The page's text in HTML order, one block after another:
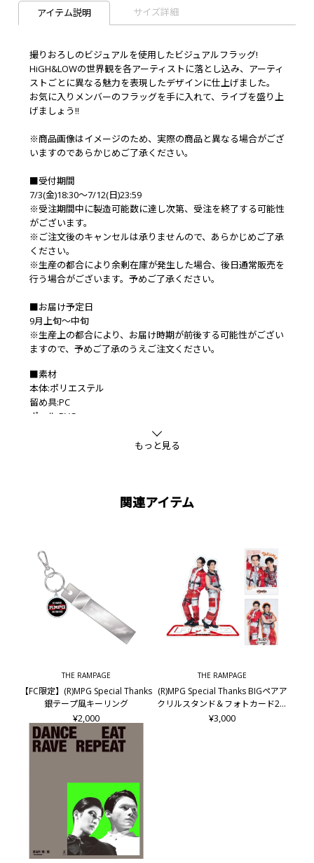
アイテム説明 サイズ詳細
撮りおろしのビジュアルを使用したビジュアルフラッグ!
HiGH&LOWの世界観を各アーティストに落とし込み、アーティ
ストごとに異なる魅力を表現したデザインに仕上げました。
お気に入りメンバーのフラッグを手に入れて、ライブを盛り上
げましょう!!
※商品画像はイメージのため、実際の商品と異なる場合がござ
いますのであらかじめご了承ください。
■受付期間
7/3(金)18:30～7/12(日)23:59
※受注期間中に製造可能数に達し次第、受注を終了する可能性
がございます。
※ご注文後のキャンセルは承りませんので、あらかじめご了承
ください。
※生産の都合により余剰在庫が発生した場合、後日通常販売を
行う場合がございます。予めご了承ください。
■お届け予定日
9月上旬～中旬
※生産上の都合により、お届け時期が前後する可能性がござい
ますので、予めご了承のうえご注文ください。
■素材
本体:ポリエステル
留め具:PC
ポール:PVC
もっと見る
関連アイテム
THE RAMPAGE
【FC限定】(R)MPG Special Thanks
銀テープ風キーリング
¥2,000
THE RAMPAGE
(R)MPG Special Thanks BIGペアア
クリルスタンド＆フォトカード2枚
セット/龍&後藤拓磨
¥3,000